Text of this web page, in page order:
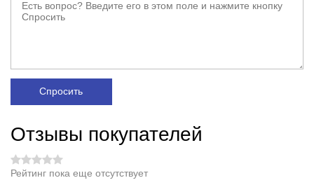
Спросить
Отзывы покупателей
Рейтинг пока еще отсутствует